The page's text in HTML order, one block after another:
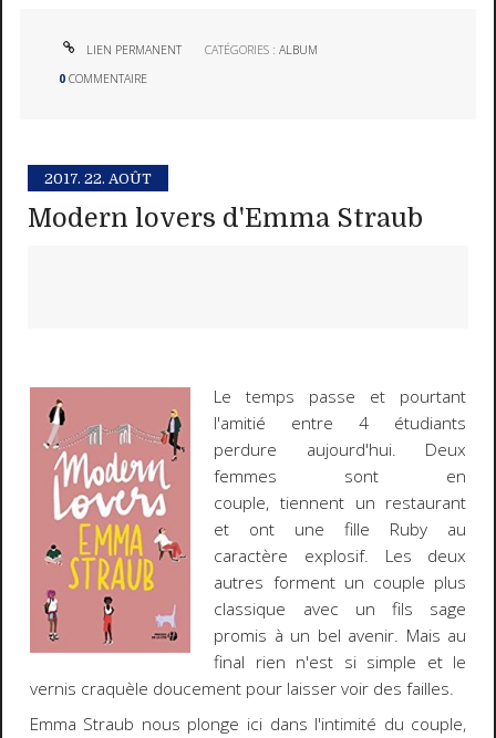
LIEN PERMANENT CATÉGORIES :ALBUM
0 COMMENTAIRE
2017. 22. AOÛT
Modern lovers d'Emma Straub
Le temps passe et pourtant
l'amitié entre 4 étudiants
perdure aujourd'hui. Deux
femmes sont en
couple, tiennent un restaurant
et ont une fille Ruby au
caractère explosif. Les deux
autres forment un couple plus
classique avec un fils sage
promis à un bel avenir. Mais au
final rien n'est si simple et le
vernis craquèle doucement pour laisser voir des failles.
Emma Straub nous plonge ici dans l'intimité du couple,